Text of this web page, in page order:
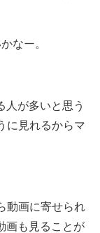
なー。
人が多いと思う
に見れるからマ
動画に寄せられ
画も見ることが